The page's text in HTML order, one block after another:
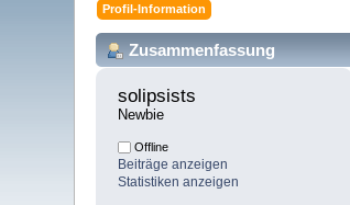
Profil-Information
Zusammenfassung
solipsists
Newbie
Offline
Beiträge anzeigen
Statistiken anzeigen